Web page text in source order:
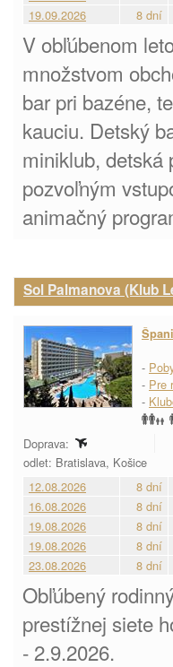
19.09.2026
8 dní
V obľúbenom
množstvom
bar pri bazéne,
kauciu. Detský
miniklub, detská
pozvoľným
animačný
Sol Palmanova (Klub
-
- Pre
-
Doprava:
odlet: Bratislava, Košice
12.08.2026
8 dní
16.08.2026
8 dní
19.08.2026
8 dní
19.08.2026
8 dní
23.08.2026
8 dní
Obľúbený
prestížnej siete
- 2.9.2026.